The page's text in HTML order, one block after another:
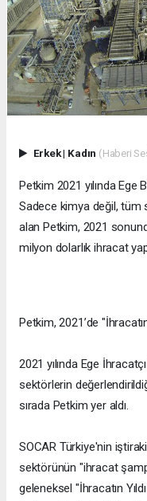
Erkek| Kadın (Haberi
Petkim 2021 yılında
Sadece kimya değil, tüm
alan Petkim, 2021
milyon dolarlık ihracat
Petkim, 2021’de
2021 yılında Ege
sektörlerin
sırada Petkim yer aldı.
SOCAR Türkiye'nin
sektörünün "ihracat
geleneksel "İhracatın